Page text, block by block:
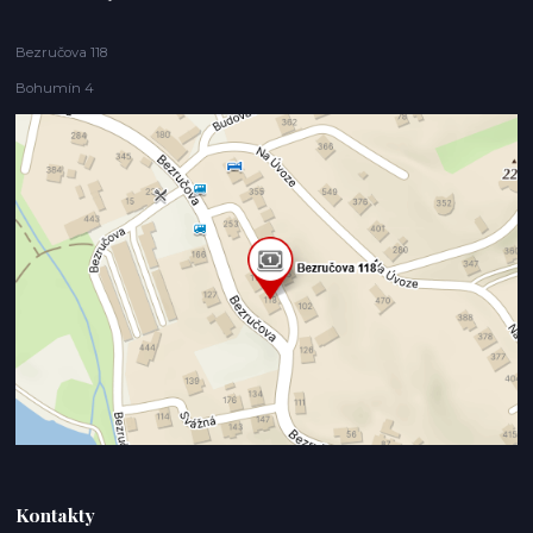
Bezručova 118
Bohumín 4
Kontakty